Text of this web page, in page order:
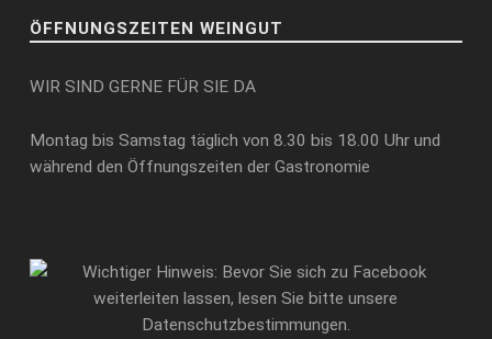
ÖFFNUNGSZEITEN WEINGUT
WIR SIND GERNE FÜR SIE DA
Montag bis Samstag täglich von 8.30 bis 18.00 Uhr und
während den Öffnungszeiten der Gastronomie